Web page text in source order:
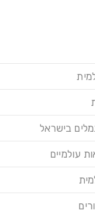
בישראל
עולמיים